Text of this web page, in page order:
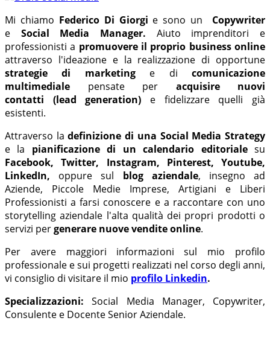
Mi chiamo Federico Di Giorgi e sono un Copywriter
e Social Media Manager. Aiuto imprenditori e
professionisti a promuovere il proprio business online
attraverso l'ideazione e la realizzazione di opportune
strategie di marketinge dicomunicazione
multimediale pensate per acquisire nuovi
contatti
(lead generation) e fidelizzare quelli già
esistenti.
Attraverso ladefinizione di una Social Media Strategy
e la pianificazione di un calendario editorialesu
Facebook,
Twitter, Instagram, Pinterest, Youtube,
LinkedIn, oppure sul blog aziendale, insegno ad
Aziende, Piccole Medie Imprese, Artigiani e Liberi
Professionisti a farsi conoscere e a raccontare con uno
storytelling aziendale l'alta qualità dei propri prodotti o
servizi pergenerare nuove vendite online.
Per avere maggiori informazioni sul mio profilo
professionale e sui progetti realizzati nel corso degli anni,
vi consiglio di visitare il mio profilo Linkedin.
Specializzazioni:Social Media Manager, Copywriter,
Consulente e Docente Senior Aziendale.